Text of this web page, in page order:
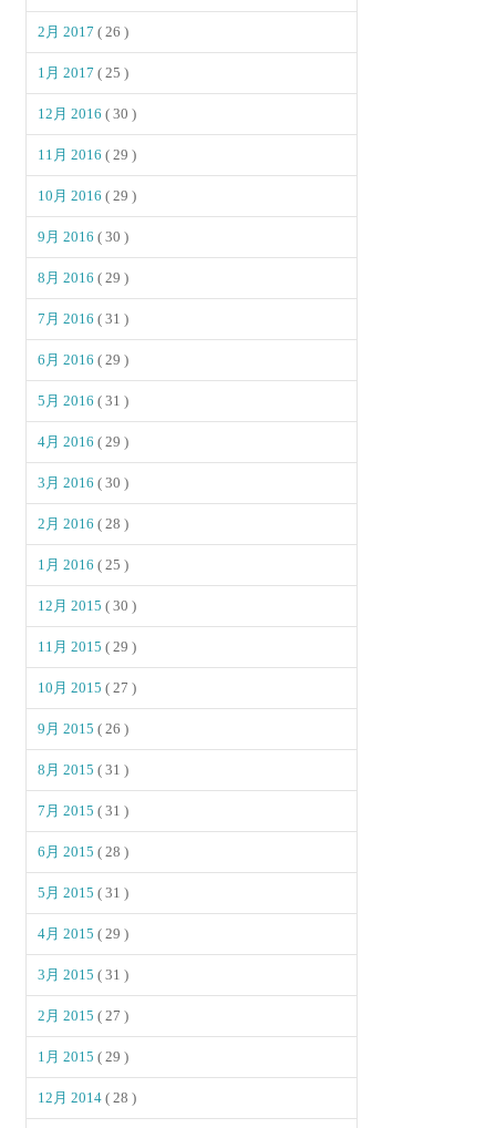
2月 2017( 26 )
1月 2017( 25 )
12月 2016( 30 )
11月 2016( 29 )
10月 2016( 29 )
9月 2016( 30 )
8月 2016( 29 )
7月 2016( 31 )
6月 2016( 29 )
5月 2016( 31 )
4月 2016( 29 )
3月 2016( 30 )
2月 2016( 28 )
1月 2016( 25 )
12月 2015( 30 )
11月 2015( 29 )
10月 2015( 27 )
9月 2015( 26 )
8月 2015( 31 )
7月 2015( 31 )
6月 2015( 28 )
5月 2015( 31 )
4月 2015( 29 )
3月 2015( 31 )
2月 2015( 27 )
1月 2015( 29 )
12月 2014( 28 )